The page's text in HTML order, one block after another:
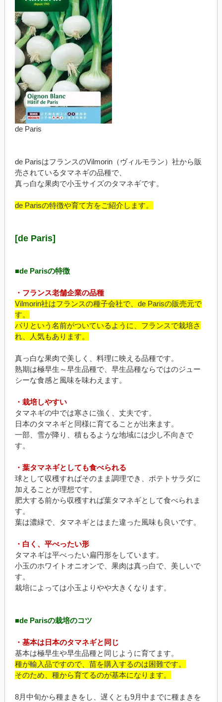
de Paris
de ParisはフランスのVilmorin（ヴィルモラン）社から販
売されているタマネギの品種で、
真っ白な果肉で小玉サイズのタマネギです。
de Parisの特徴や育て方をご紹介します。
[de Paris]
■de Parisの特徴
・フランス老舗企業の品種
Vilmorin社はフランスの種子会社で、de Parisの販売元で
す。
パリという名前がついているように、フランスで栽培さ
れ、人気もあります。
真っ白な果肉で美しく、料理に映える品種です。
熟期は極早生～早生品種で、早生品種ならではのジュー
シーな食感と風味を味わえます。
・栽培しやすい
タマネギの中では寒さに強く、丈夫です。
日本のタマネギと同様に育てることが出来ます。
一部、雪が降り、積もるような地域には少し不向きで
す。
・葉タマネギとしても食べられる
球として収穫すればそのまま調理でき、ポテトサラダに
加えることが理想です。
肥大する前から収穫すれば葉タマネギとして食べられま
す。
葉は濃緑で、タマネギとはまた違った風味も良いです。
・白く、平べったい形
タマネギは平べったい扁円形をしています。
小玉のホワイトオニオンで、果肉は真っ白で、美しいで
す。
栽培によっては小玉よりやや大きくなります。
■de Parisの栽培のコツ
・基本は日本のタマネギと同じ
基本は極早生や早生品種と同じように育てます。
種が輸入品ですので、苗を購入するのは困難です。
そのため、種から育てるのが基本になります。
8月中旬から種まきをし、遅くとも9月中までに種まきを